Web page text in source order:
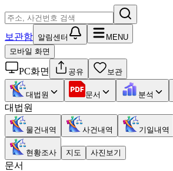
보관함 알림센터
MENU
모바일 화면
PC화면 공유 보관
대법원 문서 분석
대법원
물건내역 사건내역 기일내역
현황조사 지도 사진보기
문서